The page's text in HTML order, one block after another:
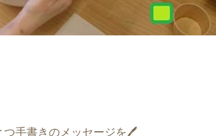
つ手書きのメッセージを🖊️